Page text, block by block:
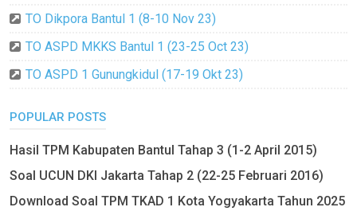
TO Dikpora Bantul 1 (8-10 Nov 23)
TO ASPD MKKS Bantul 1 (23-25 Oct 23)
TO ASPD 1 Gunungkidul (17-19 Okt 23)
POPULAR POSTS
Hasil TPM Kabupaten Bantul Tahap 3 (1-2 April 2015)
Soal UCUN DKI Jakarta Tahap 2 (22-25 Februari 2016)
Download Soal TPM TKAD 1 Kota Yogyakarta Tahun 2025